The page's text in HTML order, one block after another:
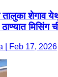
शेगाव
मिसिंग
| Feb 17, 2026